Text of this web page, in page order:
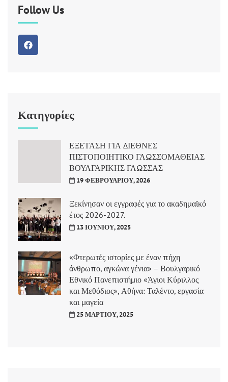
Follow Us
Κατηγορίες
ΕΞΕΤΑΣΗ ΓΙΑ ΔΙΕΘΝΕΣ
ΠΙΣΤΟΠΟΙΗΤΙΚΟ ΓΛΩΣΣΟΜΑΘΕΙΑΣ
ΒΟΥΛΓΑΡΙΚΗΣ ΓΛΩΣΣΑΣ
19 ΦΕΒΡΟΥΑΡΊΟΥ, 2026
Ξεκίνησαν οι εγγραφές για το ακαδημαϊκό
έτος 2026-2027.
13 ΙΟΥΝΊΟΥ, 2025
«Φτερωτές ιστορίες με έναν πήχη
άνθρωπο, αγκώνα γένια» – Βουλγαρικό
Εθνικό Πανεπιστήμιο «Άγιοι Κύριλλος
και Μεθόδιος», Αθήνα: Ταλέντο, εργασία
και μαγεία
25 ΜΑΡΤΊΟΥ, 2025